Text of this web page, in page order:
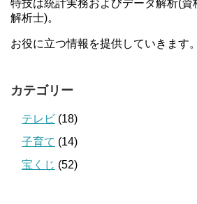
特技は統計実務およびデータ解析(資
解析士)。
お役に立つ情報を提供していきます。
カテゴリー
テレビ (18)
子育て (14)
宝くじ (52)